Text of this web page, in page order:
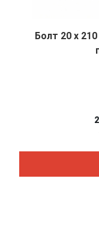
Болт 20 х